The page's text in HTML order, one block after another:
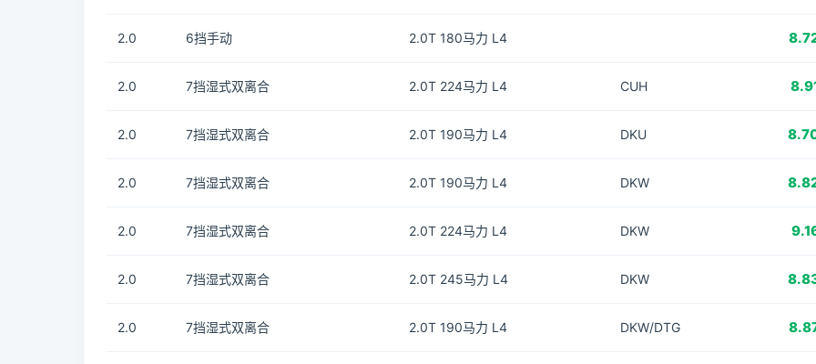
2.0 6挡手动 2.0T 180马力 L4
2.0 7挡湿式双离合 2.0T 224马力 L4 CUH
2.0 7挡湿式双离合 2.0T 190马力 L4 DKU
2.0 7挡湿式双离合 2.0T 190马力 L4 DKW
2.0 7挡湿式双离合 2.0T 224马力 L4 DKW
2.0 7挡湿式双离合 2.0T 245马力 L4 DKW
2.0 7挡湿式双离合 2.0T 190马力 L4 DKW/DTG